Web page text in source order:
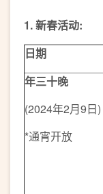
1.新春活动:
日期
年三十晚
(2024年2月9日)
*通宵开放